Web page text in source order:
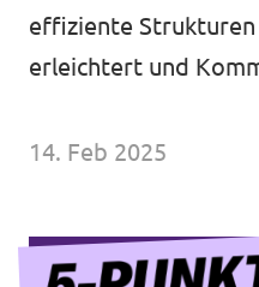
effiziente
erleichtert und
14. Feb 2025